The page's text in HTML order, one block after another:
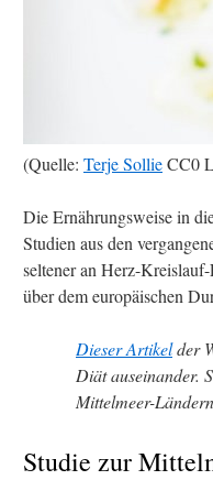
(Quelle: Terje SollieCC0
Die Ernährungsweise in
Studien aus den
seltener an Herz-
über dem europäischen
Dieser Artikelder
Diät auseinander.
Mittelmeer-
Studie zur